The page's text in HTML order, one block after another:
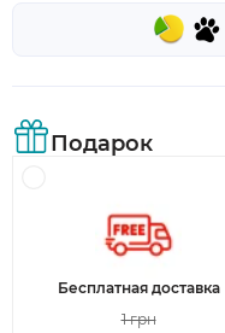
Подарок
Бесплатная доставка
1 грн